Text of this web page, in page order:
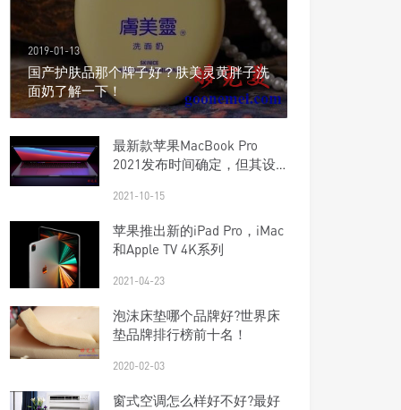
2019-01-13
国产护肤品那个牌子好？肤美灵黄胖子洗
面奶了解一下！
最新款苹果MacBook Pro
2021发布时间确定，但其设
2021-10-15
苹果推出新的iPad Pro，iMac
和Apple TV 4K系列
2021-04-23
泡沫床垫哪个品牌好?世界床
垫品牌排行榜前十名！
2020-02-03
窗式空调怎么样好不好?最好